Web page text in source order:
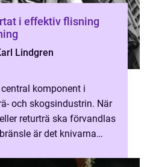
Lindgren
komponent i
och skogsindustrin. När
returträ ska förvandlas
är det knivarna